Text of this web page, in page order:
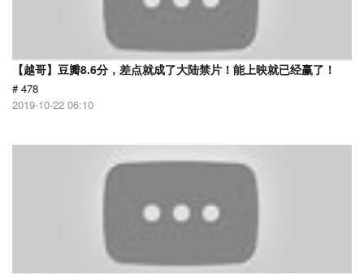
【越哥】豆瓣8.6分，差点就成了大陆禁片！能上映就已经赢了！
# 478
2019-10-22 06:10